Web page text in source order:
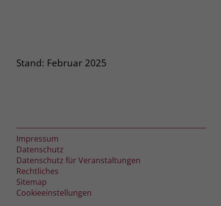
Stand: Februar 2025
Impressum
Datenschutz
Datenschutz für Veranstaltungen
Rechtliches
Sitemap
Cookieeinstellungen